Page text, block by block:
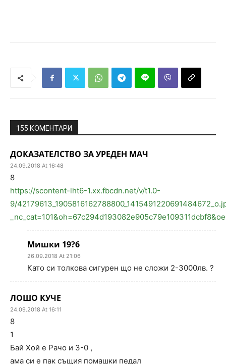
155 КОМЕНТАРИ
ДОКАЗАТЕЛСТВО ЗА УРЕДЕН МАЧ
24.09.2018 At 16:48
8
https://scontent-lht6-1.xx.fbcdn.net/v/t1.0-
9/
Мишки 19?6
26.09.2018 At 21:06
Като си толкова сигурен що не сложи 2-3000лв. ?
ЛОШО КУЧЕ
24.09.2018 At 16:11
8
1
Бай Хой е Рачо и 3-0 ,
ама си е пак същия помашки педал